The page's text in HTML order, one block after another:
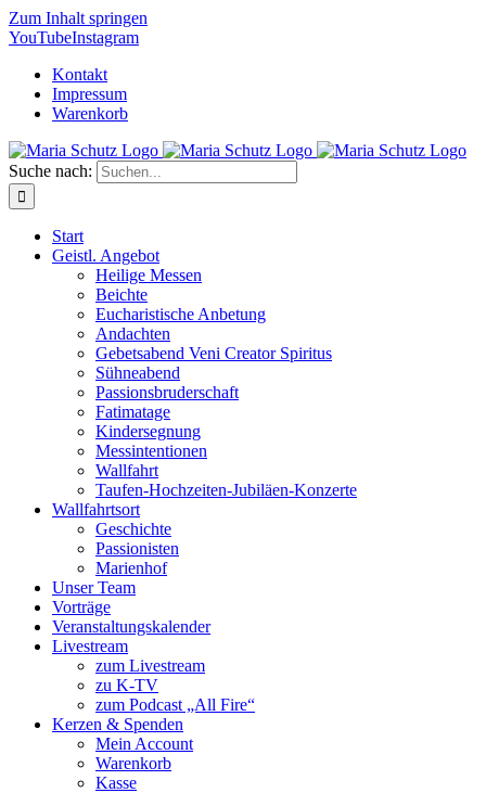
Zum Inhalt springen
YouTubeInstagram
Kontakt
Impressum
Warenkorb
Suche nach:
Start
Geistl. Angebot
Heilige Messen
Beichte
Eucharistische Anbetung
Andachten
Gebetsabend Veni Creator Spiritus
Sühneabend
Passionsbruderschaft
Fatimatage
Kindersegnung
Messintentionen
Wallfahrt
Taufen-Hochzeiten-Jubiläen-Konzerte
Wallfahrtsort
Geschichte
Passionisten
Marienhof
Unser Team
Vorträge
Veranstaltungskalender
Livestream
zum Livestream
zu K-TV
zum Podcast „All Fire“
Kerzen & Spenden
Mein Account
Warenkorb
Kasse